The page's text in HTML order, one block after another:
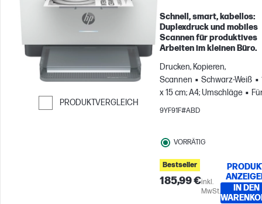
PRODUKTVERGLEICH
Schnell, smart, kabellos:
Duplexdruck und mobiles
Scannen für produktives
Arbeiten im kleinen Büro.
Drucken, Kopieren,
Scannen
Schwarz-Weiß
x 15 cm; A4; Umschläge
Gruppen mit bis zu 5
9YF91F#ABD
VORRÄTIG
Bestseller
185,99 €inkl.
MwSt.
IN DEN